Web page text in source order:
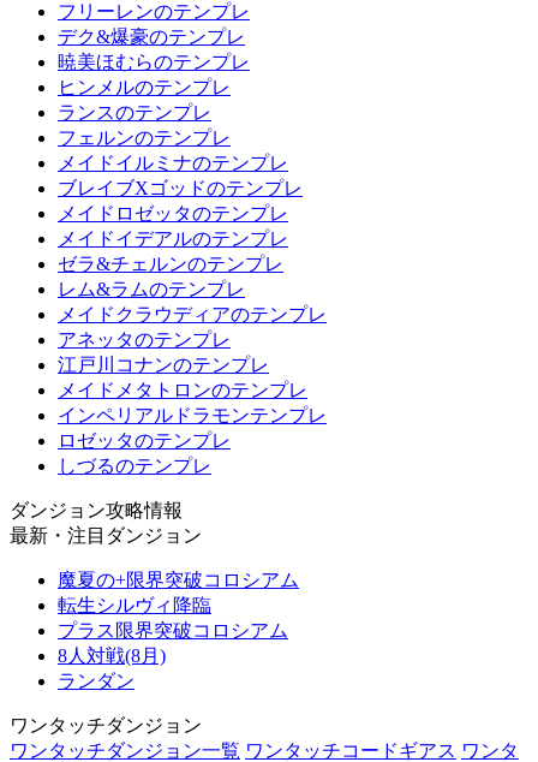
フリーレンのテンプレ
デク&爆豪のテンプレ
暁美ほむらのテンプレ
ヒンメルのテンプレ
ランスのテンプレ
フェルンのテンプレ
メイドイルミナのテンプレ
ブレイブXゴッドのテンプレ
メイドロゼッタのテンプレ
メイドイデアルのテンプレ
ゼラ&チェルンのテンプレ
レム&ラムのテンプレ
メイドクラウディアのテンプレ
アネッタのテンプレ
江戸川コナンのテンプレ
メイドメタトロンのテンプレ
インペリアルドラモンテンプレ
ロゼッタのテンプレ
しづるのテンプレ
ダンジョン攻略情報
最新・注目ダンジョン
魔夏の+限界突破コロシアム
転生シルヴィ降臨
プラス限界突破コロシアム
8人対戦(8月)
ランダン
ワンタッチダンジョン
ワンタッチダンジョン一覧 ワンタッチコードギアス ワンタ